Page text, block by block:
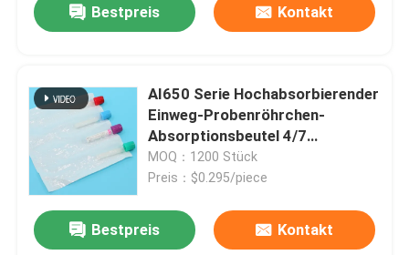
Bestpreis Kontakt
AI650 Serie Hochabsorbierender
Einweg-Probenröhrchen-
Absorptionsbeutel 4/7
geschlitzt Medizinische Labor-
Tasche für sicheren
MOQ：1200 Stück
Preis：$0.295/piece
Bestpreis Kontakt